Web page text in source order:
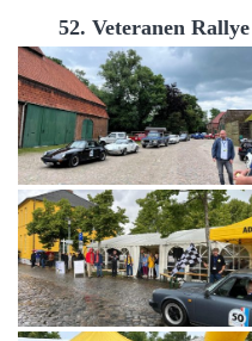
52. Veteranen